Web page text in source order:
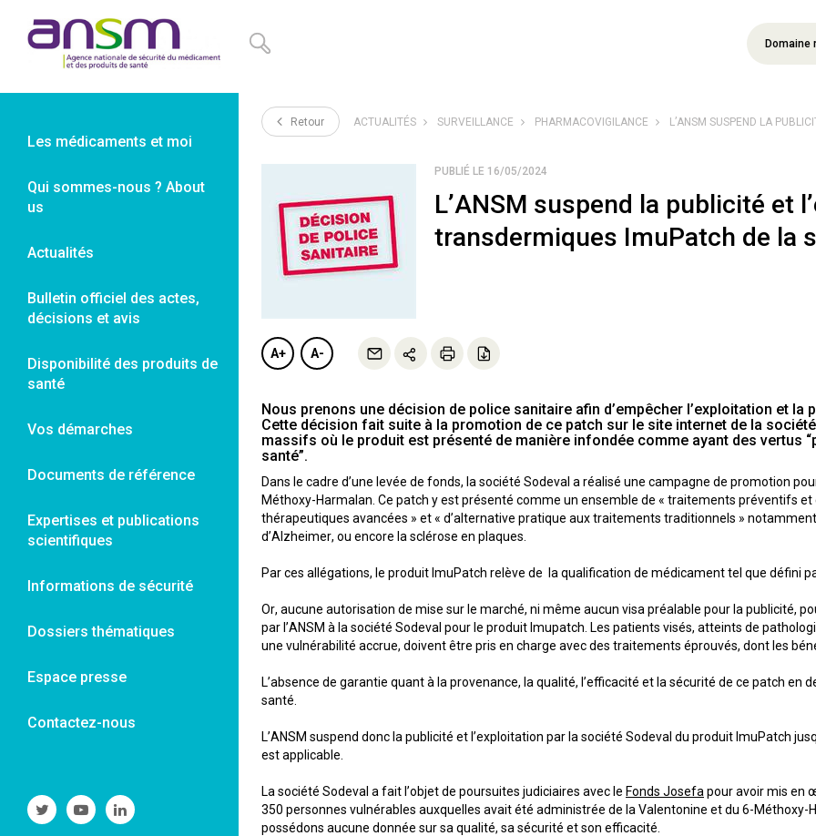
Domaine
Les médicaments et moi
Qui sommes-nous ? About
us
Actualités
Bulletin officiel des actes,
décisions et avis
Disponibilité des produits de
santé
Vos démarches
Documents de référence
Expertises et publications
scientifiques
Informations de sécurité
Dossiers thématiques
Espace presse
Contactez-nous
Suivre
l'ANSM
Suivre
l'ANSM
Suivre
l'ANSM
Retour ACTUALITÉS SURVEILLANCE PHARMACOVIGILANCE L’ANSM SUSPEND LA
PUBLIÉ LE 16/05/2024
L’ANSM suspend la publicité et
transdermiques ImuPatch de la
A+ A-
Nous prenons une décision de police sanitaire afin d’empêcher l’exploitation et
Cette décision fait suite à la promotion de ce patch sur le site internet de la
massifs où le produit est présenté de manière infondée comme ayant des vertus
santé”.
Dans le cadre d’une levée de fonds, la société Sodeval a réalisé une campagne de promotion
Méthoxy-Harmalan. Ce patch y est présenté comme un ensemble de « traitements préventifs
thérapeutiques avancées » et « d’alternative pratique aux traitements traditionnels »
d’Alzheimer, ou encore la sclérose en plaques.
Par ces allégations, le produit ImuPatch relève de la qualification de médicament tel que défini
Or, aucune autorisation de mise sur le marché, ni même aucun visa préalable pour la publicité,
par l’ANSM à la société Sodeval pour le produit Imupatch. Les patients visés, atteints de
une vulnérabilité accrue, doivent être pris en charge avec des traitements éprouvés, dont les
L’absence de garantie quant à la provenance, la qualité, l’efficacité et la sécurité de ce patch
santé.
L’ANSM suspend donc la publicité et l’exploitation par la société Sodeval du produit ImuPatch
est applicable.
La société Sodeval a fait l’objet de poursuites judiciaires avec le Fonds Josefa pour avoir mis en
350 personnes vulnérables auxquelles avait été administrée de la Valentonine et du 6-Méthoxy-
possédons aucune donnée sur sa qualité, sa sécurité et son efficacité.